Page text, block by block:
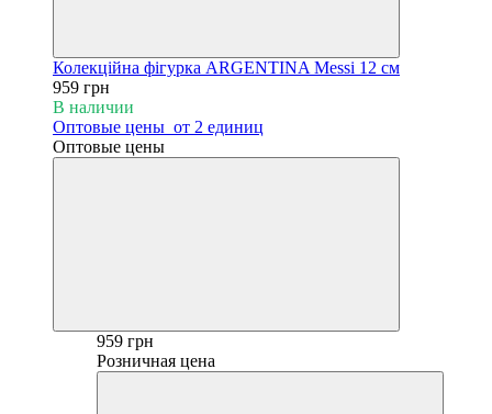
Колекційна фігурка ARGENTINA Messi 12 см
959 грн
В наличии
Оптовые цены от 2 единиц
Оптовые цены
959 грн
Розничная цена